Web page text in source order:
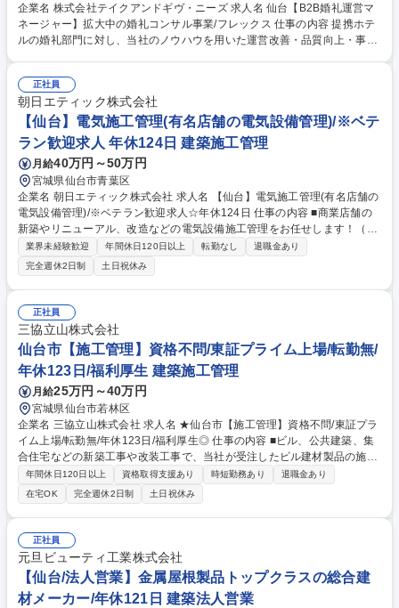
企業名 株式会社テイクアンドギヴ・ニーズ 求人名 仙台【B2B婚礼運営マ
ネージャー】拡大中の婚礼コンサル事業/フレックス 仕事の内容 提携ホテ
ルの婚礼部門に対し、当社のノウハウを用いた運営改善・品質向上・事業
提携先ホテルの婚礼運営改善の企画～実行■婚礼プラン/商品/サービスの企
画・アップデート■現地スタッフの採用/育成/マネジメント■ホテル経営層
への改善提案■本部と協働した新規提携契約獲得支援■財務分析・事業計画
の策定・改善施策の推進 ※コンサルティング事業部：年間1万件以上の婚
礼施行で培った業界No.1のノウハウや人材、システムを活用し、ホテルの
婚礼部門のコンサルティングと運営支援を行います。 募集職種 仙台【B2
B婚礼運営マネージャー】拡大中の婚礼コンサル事業/フレックス
正社員
朝日エティック株式会社
【仙台】電気施工管理(有名店舗の電気設備管理)/※ベテ
ラン歓迎求人 年休124日 建築施工管理
月給40万円～50万円
宮城県仙台市青葉区
企業名 朝日エティック株式会社 求人名 【仙台】電気施工管理(有名店舗の
電気設備管理)/※ベテラン歓迎求人☆年休124日 仕事の内容 ■商業店舗の
新築やリニューアル、改造などの電気設備施工管理をお任せします！（現
場調査、見積作成、施工図面作成、工程表作成、資材発注、協力会社手
配、官庁申請、工程管理、安全管理、品質管理など） ■ロードサイド店舗
の電気設備に関する施工管理業務全般 ■油槽所などプラント設備の電気・
計装工事の施工管理業務（保守中心） 【具体的には…】店舗の照明や配電
などの設備、店舗内の銀行ATM機器の施工や、ガソリンスタンドの給油機
械設置など様々な施工を行います。石油会社様が所有されている油槽所な
どのプラント設備にて電気・計装工事の施工管理を行うこともあります
(既存設備のメンテ・更新など保守中心) 募集職種 【仙台】電気施工管理
(有名店舗の電気設備管理)/※ベテラン歓迎求人☆年休124日
業界未経験歓迎 年間休日120日以上 転勤なし
退職金あり
完全週休2日制
土日祝休み
正社員
三協立山株式会社
仙台市【施工管理】資格不問/東証プライム上場/転勤無/
年休123日/福利厚生 建築施工管理
月給25万円～40万円
宮城県仙台市若林区
企業名 三協立山株式会社 求人名 ★仙台市【施工管理】資格不問/東証プラ
イム上場/転勤無/年休123日/福利厚生◎ 仕事の内容 ■ビル、公共建築、集
合住宅などの新築工事や改装工事で、当社が受注したビル建材製品の施工
管理業務（安全・品質・工程・予算の管理など）を担当し。ゼネコン、設
計事務所、現場などと連携を取りながら進めます。 【新築工事】総合建設
業者(ゼネコン)へ施工提案/建材製品の施工計画書作成/施工業者選定/工事
現場の施工管理/アフターメンテナンス管理 【リフォーム工事】マンショ
ン管理組合への施工提案 ・営業/設計担当と共同で現地調査/工事現場の施
工管理/アフターメンテナンス管理 【案件】工期は数日(受注額/数万円)～1
年程度(受注額/数億円)と幅広く、低層建物から高層建物まで対応。お取引
先は大手ゼネコンが中心です。 募集職種 ★仙台市【施工管理】資格不問/
東証プライム上場/転勤無/年休123日/福利厚生◎
年間休日120日以上 資格取得支援あり 時短勤務あり
退職金あり
在宅OK
完全週休2日制 土日祝休み
正社員
元旦ビューティ工業株式会社
【仙台/法人営業】金属屋根製品トップクラスの総合建
材メーカー/年休121日 建築法人営業